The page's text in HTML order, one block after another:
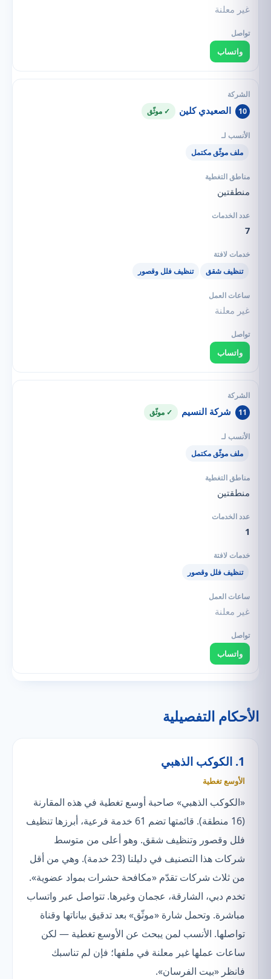
غير معلنة
واتساب
10 الصعيدي كلين ✓ موثّق
ملف موثّق مكتمل
منطقتين
7
تنظيف شقق تنظيف فلل وقصور
غير معلنة
واتساب
11 شركة النسيم ✓ موثّق
ملف موثّق مكتمل
منطقتين
1
تنظيف فلل وقصور
غير معلنة
واتساب
الأحكام التفصيلية
1. الكوكب الذهبي
الأوسع تغطية
«الكوكب الذهبي» صاحبة أوسع تغطية في هذه المقارنة
(16 منطقة). قائمتها تضم 61 خدمة فرعية، أبرزها تنظيف
فلل وقصور وتنظيف شقق. وهو أعلى من متوسط
شركات هذا التصنيف في دليلنا (23 خدمة). وهي من أقل
من ثلاث شركات تقدّم «مكافحة حشرات بمواد عضوية».
تخدم دبي، الشارقة، عجمان وغيرها. تتواصل عبر واتساب
مباشرة. وتحمل شارة «موثّق» بعد تدقيق بياناتها وقناة
تواصلها. الأنسب لمن يبحث عن الأوسع تغطية — لكن
ساعات عملها غير معلنة في ملفها؛ فإن لم تناسبك
فانظر «بيت الفرسان».